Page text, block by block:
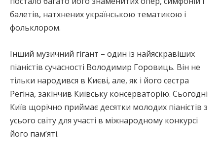
балетів, натхнених українською тематикою і
фольклором.
Інший музичний гігант – один із найяскравіших
піаністів сучасності Володимир Горовиць. Він не
тільки народився в Києві, але, як і його сестра
Регіна, закінчив Київську консерваторію. Сьогодні
Київ щорічно приймає десятки молодих піаністів з
усього світу для участі в міжнародному конкурсі
його пам’яті.